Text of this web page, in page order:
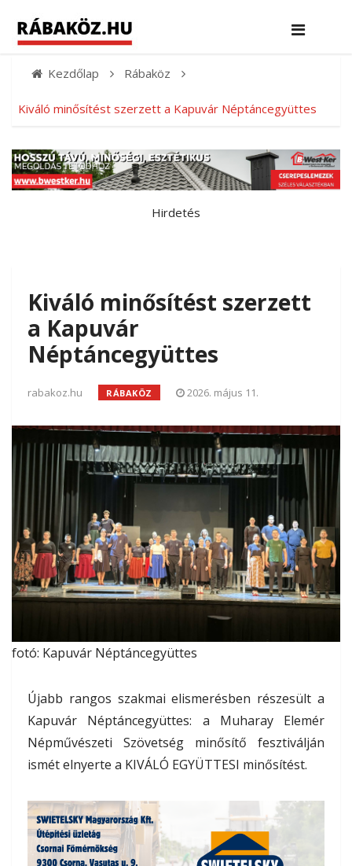
Kezdőlap Rábaköz
Kiváló minősítést szerzett a Kapuvár Néptáncegyüttes
Hirdetés
Kiváló minősítést szerzett
a Kapuvár
Néptáncegyüttes
rabakoz.hu RÁBAKÖZ 2026. május 11.
fotó: Kapuvár Néptáncegyüttes
Újabb rangos szakmai elismerésben részesült a
Kapuvár Néptáncegyüttes: a Muharay Elemér
Népművészeti Szövetség minősítő fesztiválján
ismét elnyerte a KIVÁLÓ EGYÜTTESI minősítést.